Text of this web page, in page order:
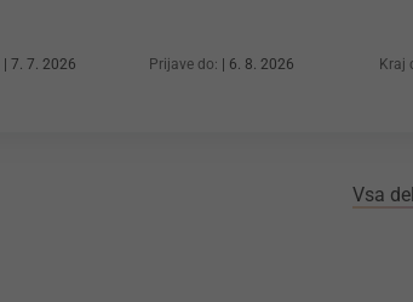
7. 7. 2026 Prijave do: 6. 8. 2026 Kraj
Vsa